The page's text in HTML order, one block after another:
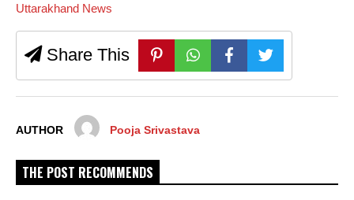
Uttarakhand News
Share This
AUTHOR Pooja Srivastava
THE POST RECOMMENDS